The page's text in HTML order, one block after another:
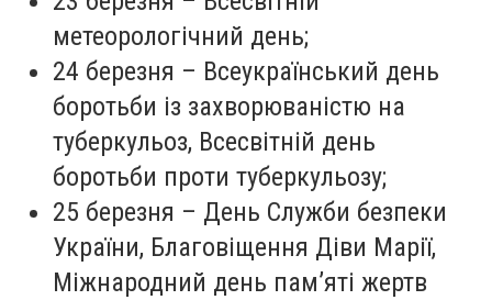
метеорологічний день;
24 березня – Всеукраїнський день
боротьби із захворюваністю на
туберкульоз, Всесвітній день
боротьби проти туберкульозу;
25 березня – День Служби безпеки
України, Благовіщення Діви Марії,
Міжнародний день пам’яті жертв